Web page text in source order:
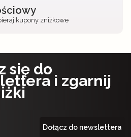
kupony zniżkowe
się do
i zgarnij
Dołącz do newslettera